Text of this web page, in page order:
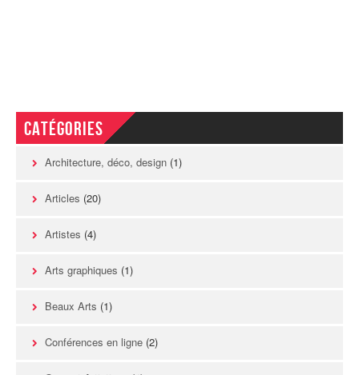
Catégories
Architecture, déco, design (1)
Articles (20)
Artistes (4)
Arts graphiques (1)
Beaux Arts (1)
Conférences en ligne (2)